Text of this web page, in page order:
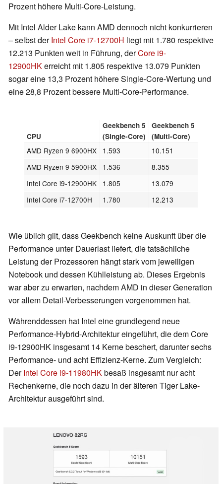
Prozent höhere Multi-Core-Leistung.
Mit Intel Alder Lake kann AMD dennoch nicht konkurrieren
– selbst derIntel Core i7-12700H liegt mit 1.780 respektive
12.213 Punkten weit in Führung, derCore i9-
12900HKerreicht mit 1.805 respektive 13.079 Punkten
sogar eine 13,3 Prozent höhere Single-Core-Wertung und
eine 28,8 Prozent bessere Multi-Core-Performance.
CPU
Geekbench 5
(Single-Core)
Geekbench 5
(Multi-Core)
AMD Ryzen 9 6900HX 1.593
10.151
AMD Ryzen 9 5900HX
1.536
8.355
Intel Core i9-12900HK
1.805
13.079
Intel Core i7-12700H
1.780 12.213
Wie üblich gilt, dass Geekbench keine Auskunft über die
Performance unter Dauerlast liefert, die tatsächliche
Leistung der Prozessoren hängt stark vom jeweiligen
Notebook und dessen Kühlleistung ab. Dieses Ergebnis
war aber zu erwarten, nachdem AMD in dieser Generation
vor allem Detail-Verbesserungen vorgenommen hat.
Währenddessen hat Intel eine grundlegend neue
Performance-Hybrid-Architektur eingeführt, die dem Core
i9-12900HK insgesamt 14 Kerne beschert, darunter sechs
Performance- und acht Effizienz-Kerne. Zum Vergleich:
DerIntel Core i9-11980HKbesaß insgesamt nur acht
Rechenkerne, die noch dazu in der älteren Tiger Lake-
Architektur ausgeführt sind.